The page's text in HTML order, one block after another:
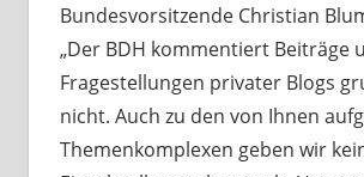
Bundesvorsitzende Christian
„Der BDH kommentiert Beiträge
Fragestellungen privater Blogs
nicht. Auch zu den von Ihnen
Themenkomplexen geben wir